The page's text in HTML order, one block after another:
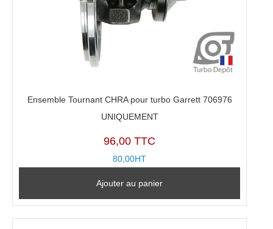
Ensemble Tournant CHRA pour turbo Garrett 706976
UNIQUEMENT
96,00 TTC
80,00HT
Ajouter au panier